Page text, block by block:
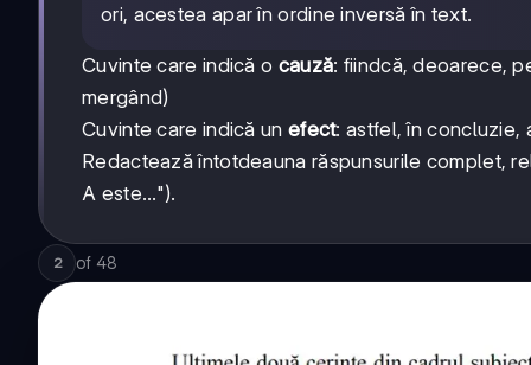
ori, acestea apar în ordine inversă în text.
Cuvinte care indică o cauză: fiindcă, deoarece,
mergând)
Cuvinte care indică un efect: astfel, în concluzie,
Redactează întotdeauna răspunsurile complet,
A este...").
2 of 48